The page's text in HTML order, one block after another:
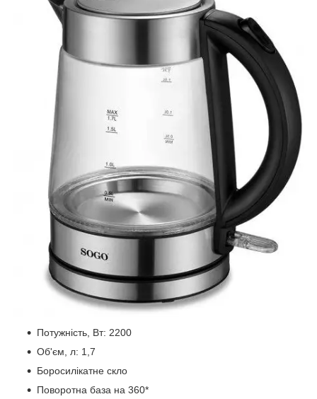
Потужність, Вт: 2200
Об'єм, л: 1,7
Боросилікатне скло
Поворотна база на 360*